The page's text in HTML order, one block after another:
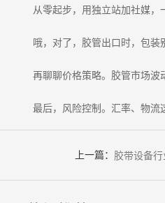
从零起步，用独立站加社媒，
哦，对了，胶管出口时，包装
再聊聊价格策略。胶管市场波
最后，风险控制。汇率、物流
上一篇： 胶带设备